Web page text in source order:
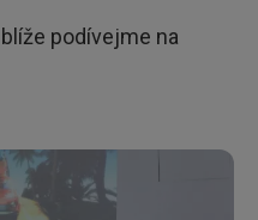
podívejme na